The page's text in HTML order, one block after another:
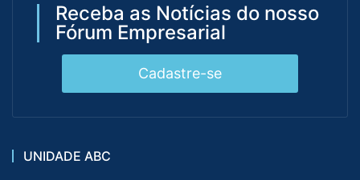
Receba as Notícias do nosso
Fórum Empresarial
Cadastre-se
UNIDADE ABC